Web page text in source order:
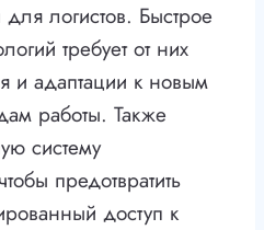
логистов. Быстрое
требует от них
и адаптации к новым
работы. Также
систему
предотвратить
доступ к